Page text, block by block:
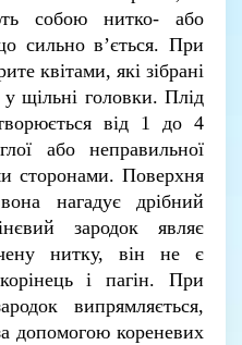
собою нитко- або
сильно в’ється. При
квітами, які зібрані
щільні головки. Плід
від 1 до 4
або неправильної
сторонами. Поверхня
нагадує дрібний
зародок являє
нитку, він не є
і пагін. При
випрямляється,
допомогою кореневих